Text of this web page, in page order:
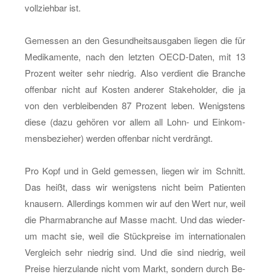
voll­zieh­bar ist.
Ge­mes­sen an den Ge­sund­heits­aus­ga­ben lie­gen die für
Me­di­ka­men­te, nach den letz­ten OECD-Da­ten, mit 13
Pro­zent wei­ter sehr nied­rig. Also ver­dient die Bran­che
of­fen­bar nicht auf Kos­ten an­de­rer Sta­ke­hol­der, die ja
von den ver­blei­ben­den 87 Pro­zent leben. We­nigs­tens
diese (dazu ge­hö­ren vor allem all Lohn- und Ein­kom­
mens­be­zie­her) wer­den of­fen­bar nicht ver­drängt.
Pro Kopf und in Geld ge­mes­sen, lie­gen wir im Schnitt.
Das heißt, dass wir we­nigs­tens nicht beim Pa­ti­en­ten
knau­sern. Al­ler­dings kom­men wir auf den Wert nur, weil
die Phar­ma­bran­che auf Masse macht. Und das wie­der­
um macht sie, weil die Stück­prei­se im in­ter­na­tio­na­len
Ver­gleich sehr nied­rig sind. Und die sind nied­rig, weil
Prei­se hier­zu­lan­de nicht vom Markt, son­dern durch Be­